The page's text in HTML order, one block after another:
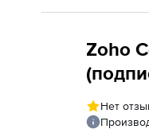
Zoho
Active
Нет